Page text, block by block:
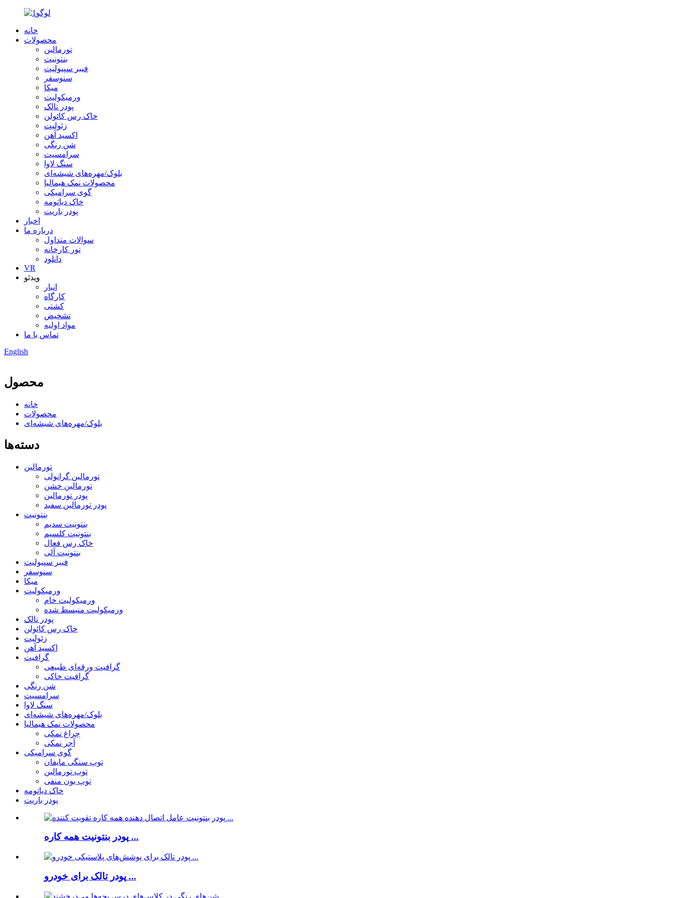
خانه
محصولات
تورمالین
بنتونیت
فیبر سپیولیت
سنوسفر
میکا
ورمیکولیت
پودر تالک
خاک رس کائولن
زئولیت
اکسید آهن
شن رنگی
سرامسیت
سنگ لاوا
بلوک/مهره‌های شیشه‌ای
محصولات نمک هیمالیا
گوی سرامیکی
خاک دیاتومه
پودر باریت
اخبار
درباره ما
سوالات متداول
تور کارخانه
دانلود
VR
ویدئو
انبار
کارگاه
کشتی
تشخیص
مواد اولیه
تماس با ما
English
محصول
خانه
محصولات
بلوک/مهره‌های شیشه‌ای
دسته‌ها
تورمالین
تورمالین گرانولی
تورمالین خشن
پودر تورمالین
پودر تورمالین سفید
بنتونیت
بنتونیت سدیم
بنتونیت کلسیم
خاک رس فعال
بنتونیت آلی
فیبر سپیولیت
سنوسفر
میکا
ورمیکولیت
ورمیکولیت خام
ورمیکولیت منبسط شده
پودر تالک
خاک رس کائولن
زئولیت
اکسید آهن
گرافیت
گرافیت ورقه‌ای طبیعی
گرافیت خاکی
شن رنگی
سرامسیت
سنگ لاوا
بلوک/مهره‌های شیشه‌ای
محصولات نمک هیمالیا
چراغ نمکی
آجر نمکی
گوی سرامیکی
توپ سنگی مایفان
توپ تورمالین
توپ یون منفی
خاک دیاتومه
پودر باریت
پودر بنتونیت همه کاره ...
پودر تالک برای خودرو ...